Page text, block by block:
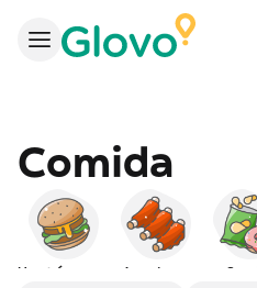
Comida
Americana